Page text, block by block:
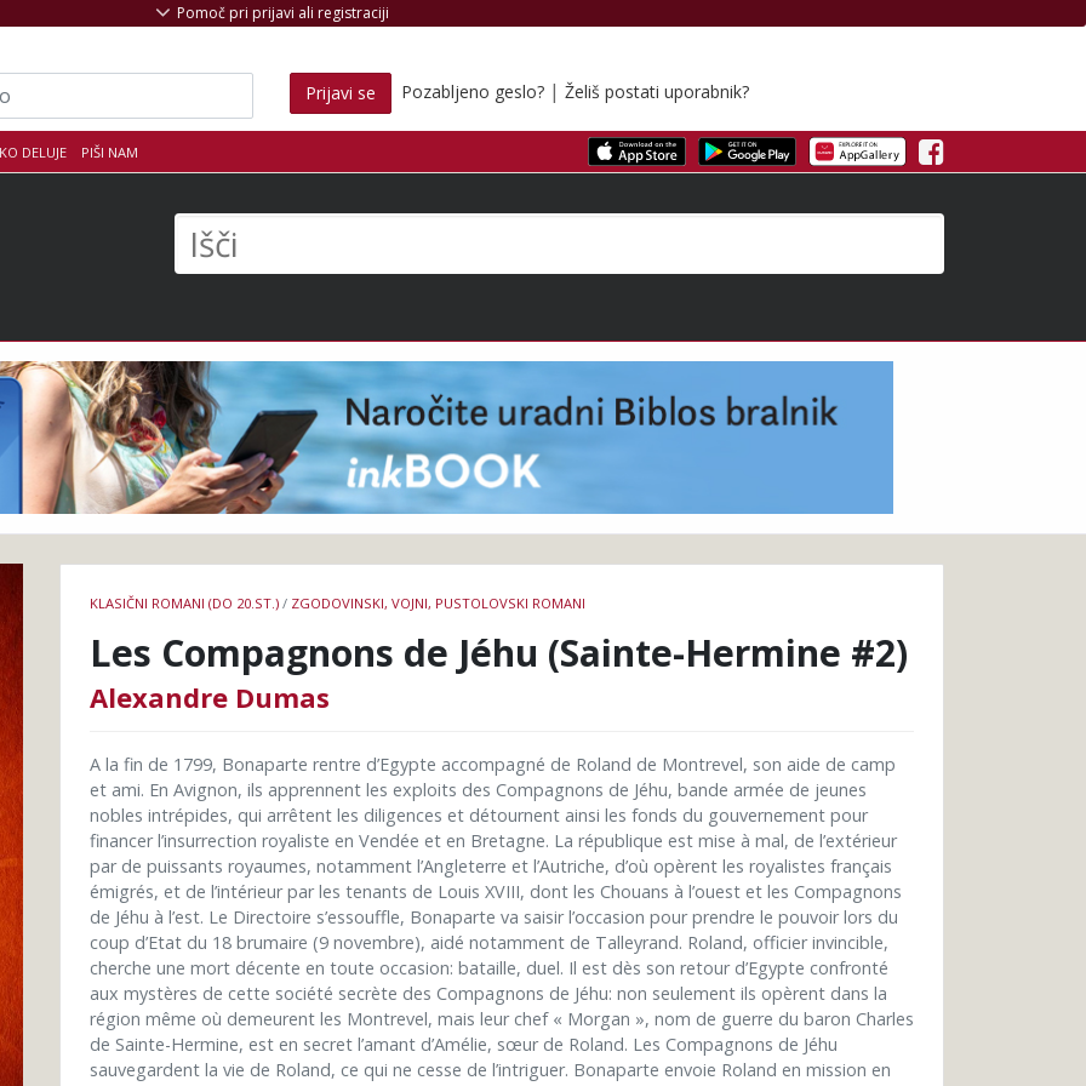
DELUJE PIŠI NAM Facebook
Pomoč pri prijavi ali registraciji
Prijavi se Pozabljeno geslo? | Želiš postati uporabnik?
Podrobnosti
knjige
KLASIČNI ROMANI (DO 20.ST.) / ZGODOVINSKI, VOJNI, PUSTOLOVSKI ROMANI
Les Compagnons de Jéhu (Sainte-Hermine #2)
Alexandre Dumas
A la fin de 1799, Bonaparte rentre d’Egypte accompagné de Roland de Montrevel, son aide de camp
et ami. En Avignon, ils apprennent les exploits des Compagnons de Jéhu, bande armée de jeunes
nobles intrépides, qui arrêtent les diligences et détournent ainsi les fonds du gouvernement pour
financer l’insurrection royaliste en Vendée et en Bretagne. La république est mise à mal, de l’extérieur
par de puissants royaumes, notamment l’Angleterre et l’Autriche, d’où opèrent les royalistes français
émigrés, et de l’intérieur par les tenants de Louis XVIII, dont les Chouans à l’ouest et les Compagnons
de Jéhu à l’est. Le Directoire s’essouffle, Bonaparte va saisir l’occasion pour prendre le pouvoir lors du
coup d’Etat du 18 brumaire (9 novembre), aidé notamment de Talleyrand. Roland, officier invincible,
cherche une mort décente en toute occasion: bataille, duel. Il est dès son retour d’Egypte confronté
aux mystères de cette société secrète des Compagnons de Jéhu: non seulement ils opèrent dans la
région même où demeurent les Montrevel, mais leur chef « Morgan », nom de guerre du baron Charles
de Sainte-Hermine, est en secret l’amant d’Amélie, sœur de Roland. Les Compagnons de Jéhu
sauvegardent la vie de Roland, ce qui ne cesse de l’intriguer. Bonaparte envoie Roland en mission en